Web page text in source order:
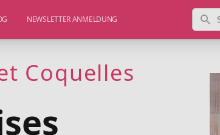
NEWSLETTER ANMELDUNG Suche
Coquelles